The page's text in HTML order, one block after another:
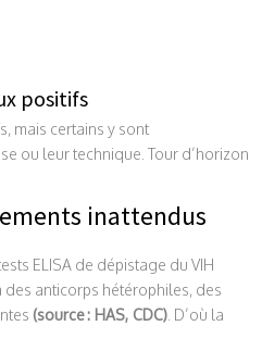
positifs
mais certains y sont
ou leur technique. Tour d’horizon
inattendus
ELISA de dépistage du VIH
des anticorps hétérophiles, des
(source : HAS, CDC) . D’où la